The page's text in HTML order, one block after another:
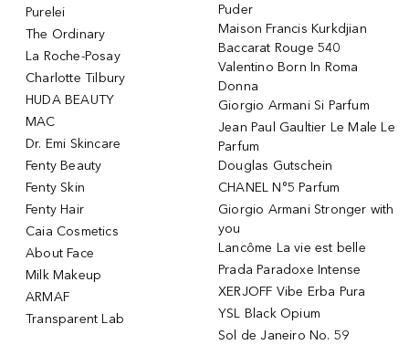
Purelei
The Ordinary
La Roche-Posay
Charlotte Tilbury
HUDA BEAUTY
MAC
Dr. Emi Skincare
Fenty Beauty
Fenty Skin
Fenty Hair
Caia Cosmetics
About Face
Milk Makeup
ARMAF
Transparent Lab
Puder
Maison Francis Kurkdjian
Baccarat Rouge 540
Valentino Born In Roma
Donna
Giorgio Armani Si Parfum
Jean Paul Gaultier Le Male Le
Parfum
Douglas Gutschein
CHANEL N°5 Parfum
Giorgio Armani Stronger with
you
Lancôme La vie est belle
Prada Paradoxe Intense
XERJOFF Vibe Erba Pura
YSL Black Opium
Sol de Janeiro No. 59